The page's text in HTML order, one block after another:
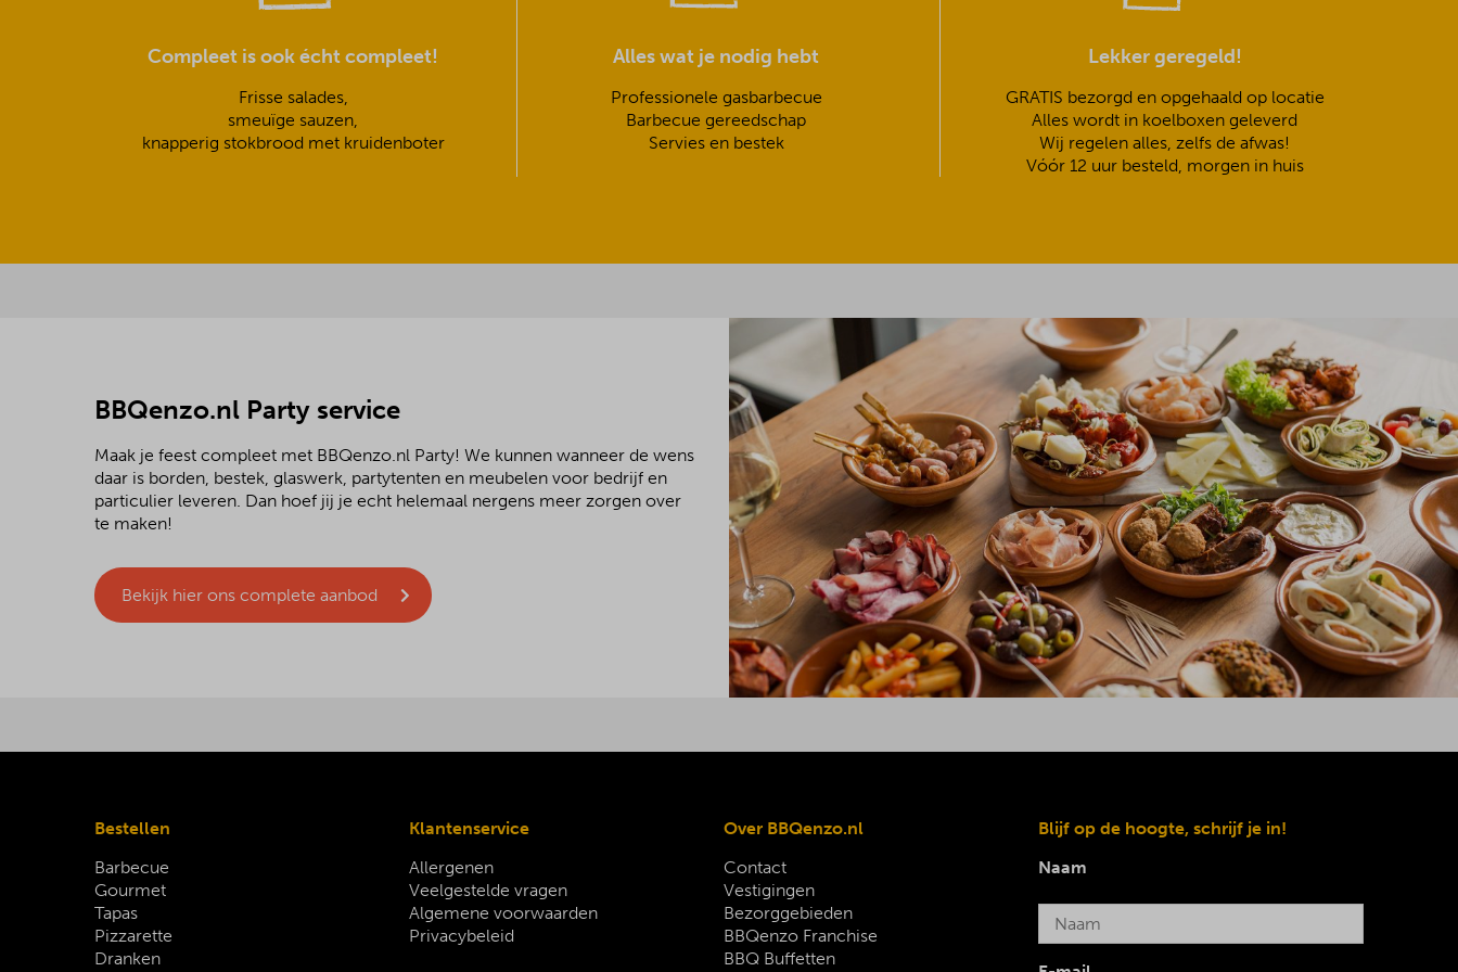
Compleet is ook écht compleet!
Frisse salades,
smeuïge sauzen,
knapperig stokbrood met kruidenboter
Alles wat je nodig hebt
Professionele gasbarbecue
Barbecue gereedschap
Servies en bestek
Lekker geregeld!
GRATIS bezorgd en opgehaald op locatie
Alles wordt in koelboxen geleverd
Wij regelen alles, zelfs de afwas!
Vóór 12 uur besteld, morgen in huis
BBQenzo.nl Party service
Maak je feest compleet met BBQenzo.nl Party! We kunnen wanneer de wens
daar is borden, bestek, glaswerk, partytenten en meubelen voor bedrijf en
particulier leveren. Dan hoef jij je echt helemaal nergens meer zorgen over
te maken!
Bekijk hier ons complete aanbod
Bestellen
Barbecue
Gourmet
Tapas
Pizzarette
Dranken
Klantenservice
Allergenen
Veelgestelde vragen
Algemene voorwaarden
Privacybeleid
Over BBQenzo.nl
Contact
Vestigingen
Bezorggebieden
BBQenzo Franchise
BBQ Buffetten
Blijf op de hoogte, schrijf je in!
Naam